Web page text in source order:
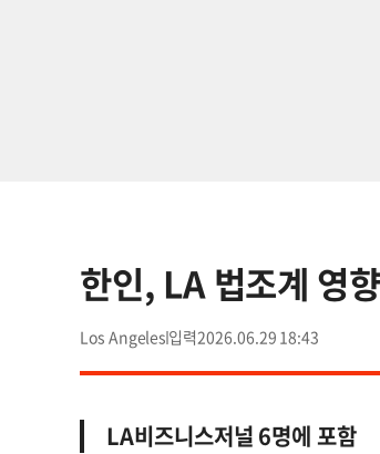
한인, LA 법조계 영
Los Angeles 2026.06.29 18:43
LA비즈니스저널 6명에 포함